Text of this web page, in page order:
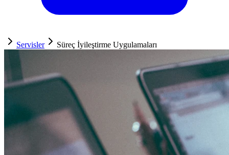
Servisler Süreç İyileştirme Uygulamaları